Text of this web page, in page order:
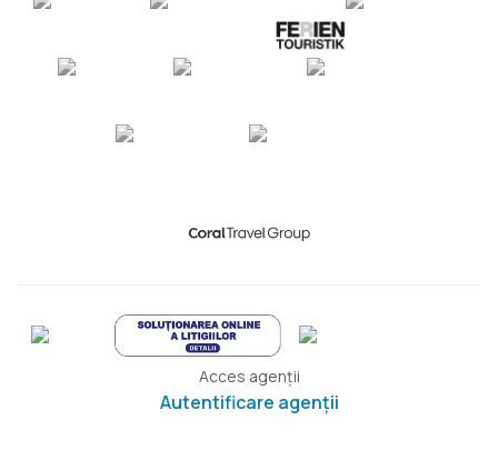
Acces agenții
Autentificare agenții